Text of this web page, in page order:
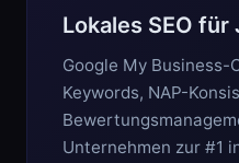
Lokales SEO für
Google My Business-
Keywords, NAP-
Unternehmen zur #1